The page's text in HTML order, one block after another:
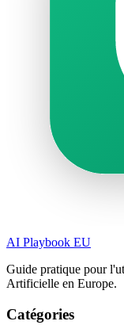
AI Playbook EU
Guide pratique pour
Artificielle en Europe.
Catégories